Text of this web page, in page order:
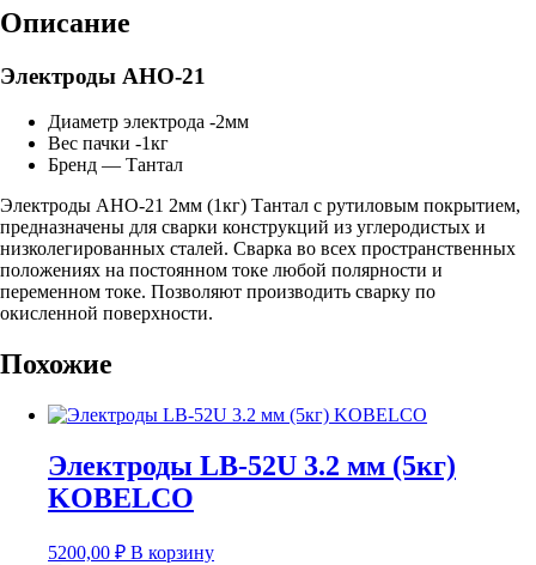
Описание
Электроды АНО-21
Диаметр электрода -2мм
Вес пачки -1кг
Бренд — Тантал
Электроды АНО-21 2мм (1кг) Тантал с рутиловым покрытием,
предназначены для сварки конструкций из углеродистых и
низколегированных сталей. Сварка во всех пространственных
положениях на постоянном токе любой полярности и
переменном токе. Позволяют производить сварку по
окисленной поверхности.
Похожие
Электроды LB-52U 3.2 мм (5кг)
KOBELCO
5200,00 ₽ В корзину